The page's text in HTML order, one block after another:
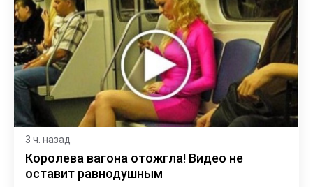
3 ч. назад
Королева вагона отожгла! Видео не
оставит равнодушным